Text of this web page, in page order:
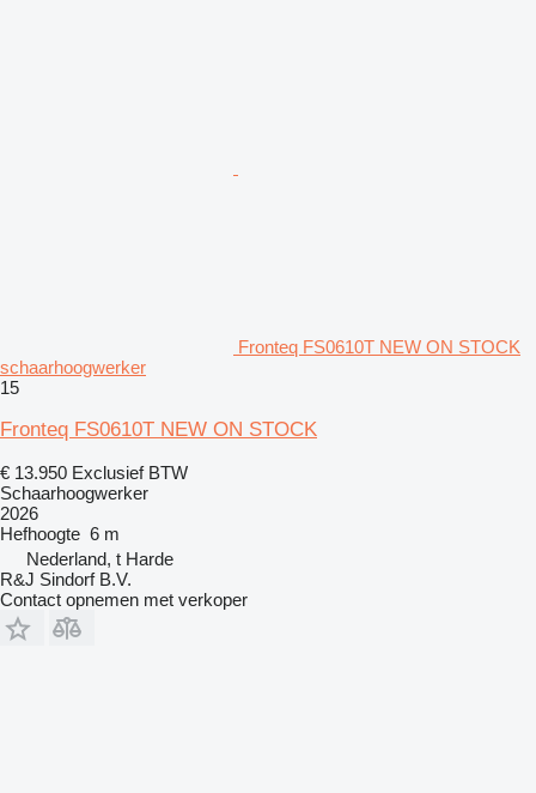
Fronteq FS0610T NEW ON STOCK
schaarhoogwerker
15
Fronteq FS0610T NEW ON STOCK
€ 13.950 Exclusief BTW
Schaarhoogwerker
2026
Hefhoogte 6 m
Nederland, t Harde
R&J Sindorf B.V.
Contact opnemen met verkoper